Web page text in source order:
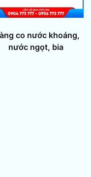
co nước khoáng,
nước ngọt, bia